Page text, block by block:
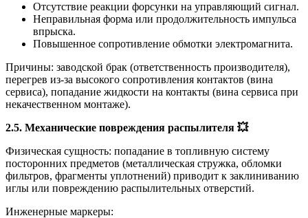
Отсутствие реакции форсунки на управляющий сигнал.
Неправильная форма или продолжительность импульса
впрыска.
Повышенное сопротивление обмотки электромагнита.
Причины: заводской брак (ответственность производителя),
перегрев из-за высокого сопротивления контактов (вина
сервиса), попадание жидкости на контакты (вина сервиса при
некачественном монтаже).
2.5. Механические повреждения распылителя 💥
Физическая сущность: попадание в топливную систему
посторонних предметов (металлическая стружка, обломки
фильтров, фрагменты уплотнений) приводит к заклиниванию
иглы или повреждению распылительных отверстий.
Инженерные маркеры: